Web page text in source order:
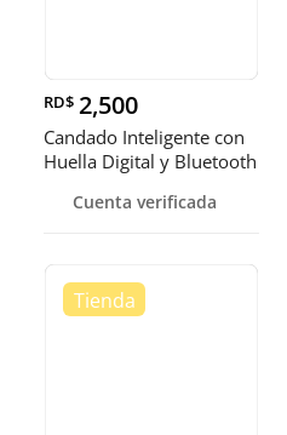
RD$ 2,500
Candado Inteligente con
Huella Digital y Bluetooth
Cuenta verificada